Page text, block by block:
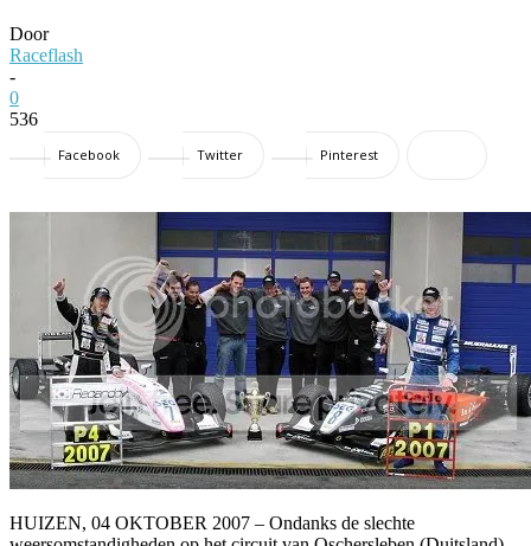
Door
Raceflash
-
0
536
Facebook Twitter Pinterest
HUIZEN, 04 OKTOBER 2007 – Ondanks de slechte